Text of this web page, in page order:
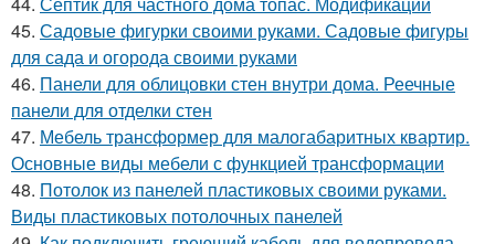
45. Садовые фигурки своими руками. Садовые фигуры
для сада и огорода своими руками
46. Панели для облицовки стен внутри дома. Реечные
панели для отделки стен
47. Мебель трансформер для малогабаритных квартир.
Основные виды мебели с функцией трансформации
48. Потолок из панелей пластиковых своими руками.
Виды пластиковых потолочных панелей